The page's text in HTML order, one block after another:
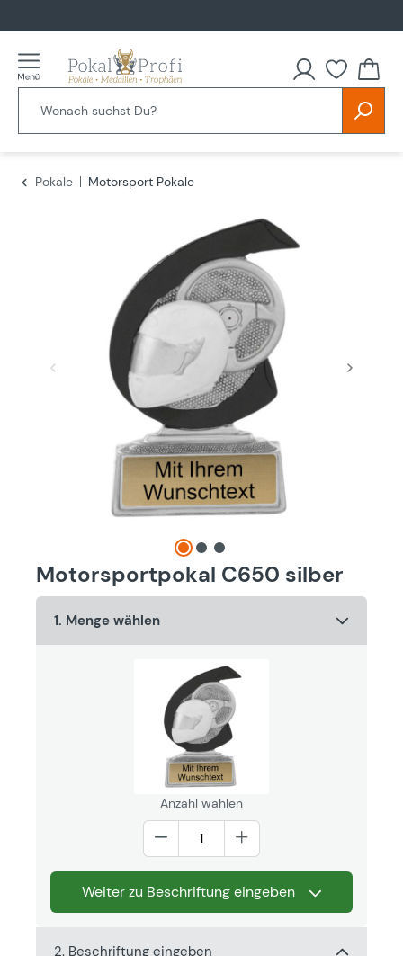
Du
Pokale Motorsport Pokale
Motorsportpokal C650 silber
1. Menge wählen
Anzahl wählen
Weiter zu Beschriftung eingeben
2. Beschriftung eingeben